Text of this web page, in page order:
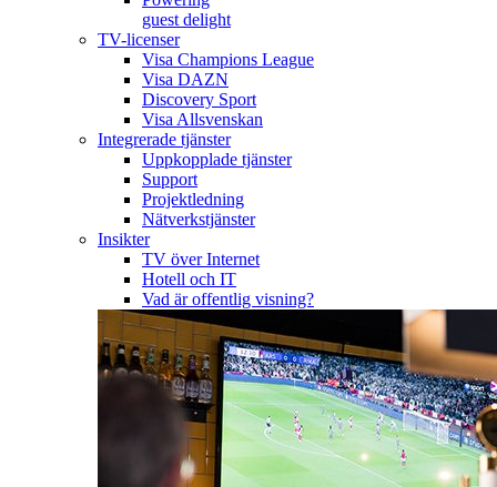
guest delight
TV-licenser
Visa Champions League
Visa DAZN
Discovery Sport
Visa Allsvenskan
Integrerade tjänster
Uppkopplade tjänster
Support
Projektledning
Nätverkstjänster
Insikter
TV över Internet
Hotell och IT
Vad är offentlig visning?